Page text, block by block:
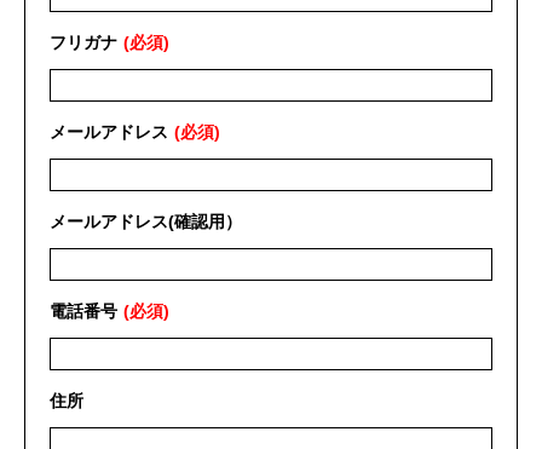
フリガナ
メールアドレス
メールアドレス(確認用）
電話番号
住所